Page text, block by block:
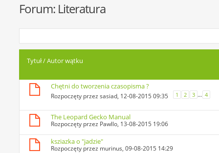
Forum: Literatura
Tytuł/Autor wątku
Chętni do tworzenia czasopisma ?
Rozpoczęty przezsasiad, 12-08-2015 09:35 1 2 3 ... 4
The Leopard Gecko Manual
Rozpoczęty przez Pawllo, 13-08-2015 19:06
ksziazka o "jadzie"
Rozpoczęty przez murinus, 09-08-2015 14:29